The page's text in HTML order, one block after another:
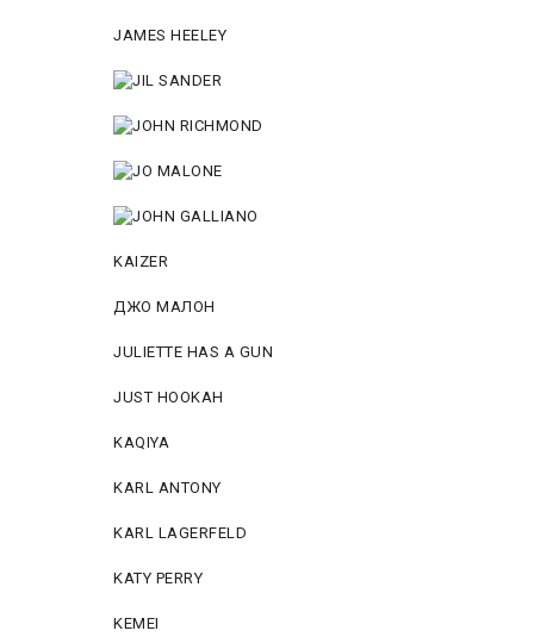
JAMES HEELEY
KAIZER
ДЖО МАЛОН
JULIETTE HAS A GUN
JUST HOOKAH
KAQIYA
KARL ANTONY
KARL LAGERFELD
KATY PERRY
KEMEI